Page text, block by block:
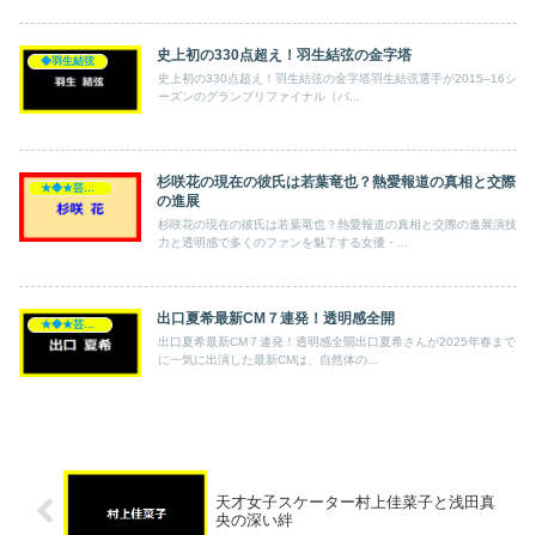
◆羽生結弦 史上初の330点超え！羽生結弦の金字塔
史上初の330点超え！羽生結弦の金字塔羽生結弦選手が2015–16シ
ーズンのグランプリファイナル（バ...
★◆★芸能人★◆★
杉咲花の現在の彼氏は若葉竜也？熱愛報道の真相と交際
の進展
杉咲花の現在の彼氏は若葉竜也？熱愛報道の真相と交際の進展演技
力と透明感で多くのファンを魅了する女優・...
★◆★芸能人★◆★ 出口夏希最新CM７連発！透明感全開
出口夏希最新CM７連発！透明感全開出口夏希さんが2025年春まで
に一気に出演した最新CMは、自然体の...
天才女子スケーター村上佳菜子と浅田真
央の深い絆